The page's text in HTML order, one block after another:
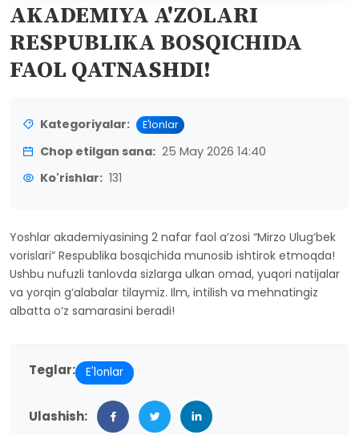
AKADEMIYA A'ZOLARI
RESPUBLIKA BOSQICHIDA
FAOL QATNASHDI!
Kategoriyalar: E'lonlar
Chop etilgan sana: 25 May 2026 14:40
Ko'rishlar: 131
Yoshlar akademiyasining 2 nafar faol a’zosi “Mirzo Ulug‘bek
vorislari” Respublika bosqichida munosib ishtirok etmoqda!
Ushbu nufuzli tanlovda sizlarga ulkan omad, yuqori natijalar
va yorqin g‘alabalar tilaymiz. Ilm, intilish va mehnatingiz
albatta o‘z samarasini beradi!
Teglar: E'lonlar
Ulashish: